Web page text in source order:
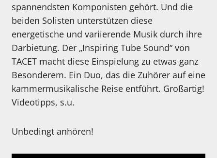
spannendsten Komponisten gehört. Und die
beiden Solisten unterstützen diese
energetische und variierende Musik durch ihre
Darbietung. Der „Inspiring Tube Sound“ von
TACET macht diese Einspielung zu etwas ganz
Besonderem. Ein Duo, das die Zuhörer auf eine
kammermusikalische Reise entführt. Großartig!
Videotipps, s.u.
Unbedingt anhören!